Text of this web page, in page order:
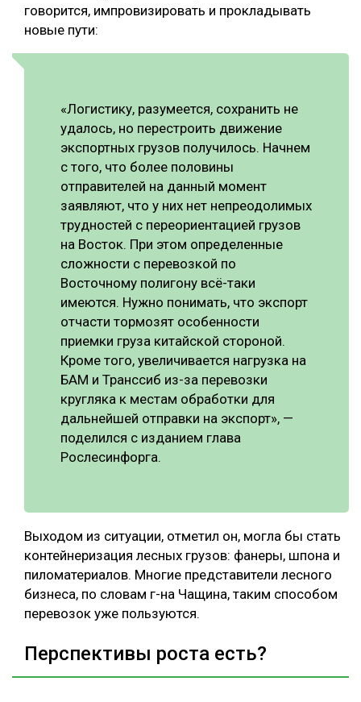
говорится, импровизировать и прокладывать
новые пути:
«Логистику, разумеется, сохранить не
удалось, но перестроить движение
экспортных грузов получилось. Начнем
с того, что более половины
отправителей на данный момент
заявляют, что у них нет непреодолимых
трудностей с переориентацией грузов
на Восток. При этом определенные
сложности с перевозкой по
Восточному полигону всё-таки
имеются. Нужно понимать, что экспорт
отчасти тормозят особенности
приемки груза китайской стороной.
Кроме того, увеличивается нагрузка на
БАМ и Транссиб из-за перевозки
кругляка к местам обработки для
дальнейшей отправки на экспорт», —
поделился с изданием глава
Рослесинфорга.
Выходом из ситуации, отметил он, могла бы стать
контейнеризация лесных грузов: фанеры, шпона и
пиломатериалов. Многие представители лесного
бизнеса, по словам г-на Чащина, таким способом
перевозок уже пользуются.
Перспективы роста есть?